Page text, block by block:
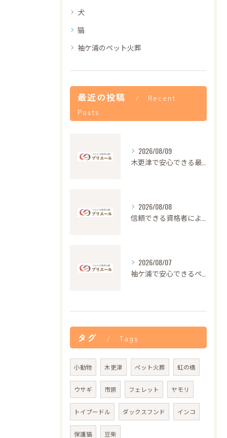
犬
猫
袖ケ浦のペット火葬
最近の投稿
Recent
Posts
2026/08/09
2026/08/08
2026/08/07
タグ Tags
小動物 木更津 ペット火葬 虹の橋
ウサギ 市原 フェレット ヤモリ
トイプードル ダックスフンド インコ
保護猫 豆柴